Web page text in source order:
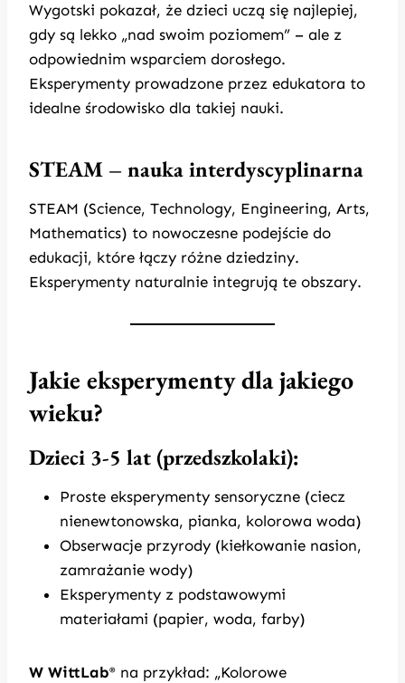
Wygotski pokazał, że dzieci uczą się najlepiej,
gdy są lekko „nad swoim poziomem” – ale z
odpowiednim wsparciem dorosłego.
Eksperymenty prowadzone przez edukatora to
idealne środowisko dla takiej nauki.
STEAM – nauka interdyscyplinarna
STEAM (Science, Technology, Engineering, Arts,
Mathematics) to nowoczesne podejście do
edukacji, które łączy różne dziedziny.
Eksperymenty naturalnie integrują te obszary.
Jakie eksperymenty dla jakiego
wieku?
Dzieci 3-5 lat (przedszkolaki):
Proste eksperymenty sensoryczne (ciecz
nienewtonowska, pianka, kolorowa woda)
Obserwacje przyrody (kiełkowanie nasion,
zamrażanie wody)
Eksperymenty z podstawowymi
materiałami (papier, woda, farby)
W WittLab®
na przykład: „Kolorowe